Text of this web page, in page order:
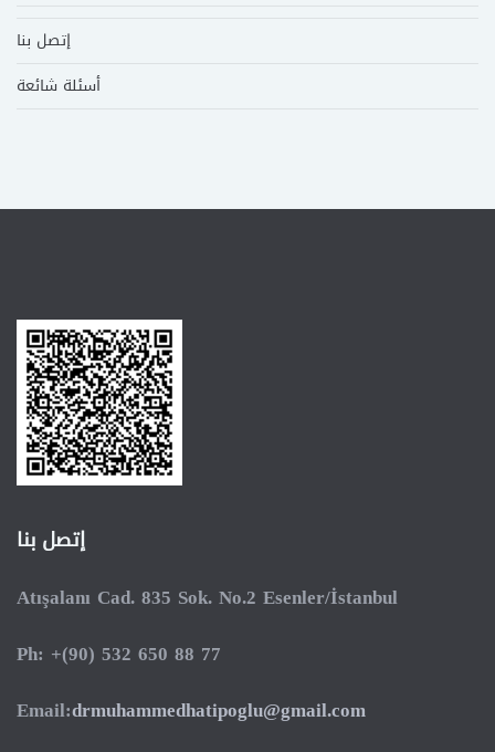
إتصل بنا
أسئلة شائعة
إتصل بنا
Atışalanı Cad. 835 Sok. No.2 Esenler/İstanbul
Ph: +(90) 532 650 88 77
Email:drmuhammedhatipoglu@gmail.com